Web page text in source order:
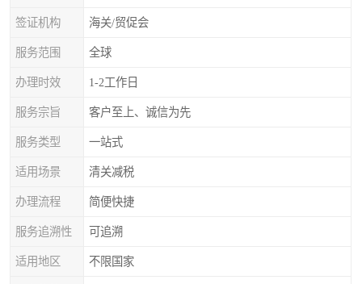
签证机构 海关/贸促会
服务范围 全球
办理时效 1-2工作日
服务宗旨 客户至上、诚信为先
服务类型 一站式
适用场景 清关减税
办理流程 简便快捷
服务追溯性 可追溯
适用地区 不限国家